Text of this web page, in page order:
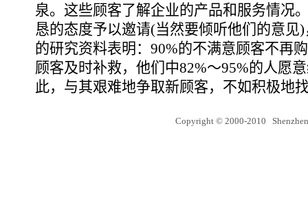
泉。这些顾客了解企业的产品和服务情况
恳的态度予以邀请(当然要倾听他们的意见
的研究资料表明：90%的不满意顾客不再
顾客及时补救，他们中82%～95%的人愿
此，与其艰难地争取新顾客，不如积极地
Copyright © 2000-2010